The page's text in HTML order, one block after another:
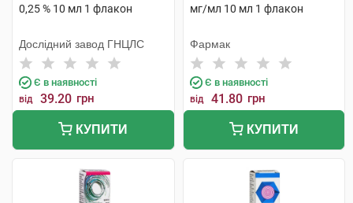
0,25 % 10 мл 1 флакон
Дослідний завод ГНЦЛС
Є в наявності
від 39.20 грн
КУПИТИ
мг/мл 10 мл 1 флакон
Фармак
Є в наявності
від 41.80 грн
КУПИТИ